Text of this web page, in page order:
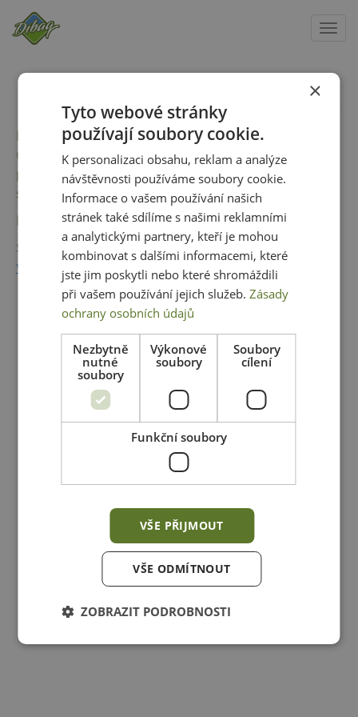
Energetická legislativa
Pravidla provozování distribuční soustavy - dle
ustanovení § 25 odst. 12 energetického zákona
přebíráme Pravidla nadřazené distribuční
soustavy:pdf verze
Plán rozvoje LDS –pdf verze
Souhrnná zpráva o kvalitě distribuce EE -
verze
×
Tyto webové stránky
používají soubory cookie.
K personalizaci obsahu, reklam a analýze
návštěvnosti používáme soubory cookie.
Informace o vašem používání našich
stránek také sdílíme s našimi reklamními
a analytickými partnery, kteří je mohou
kombinovat s dalšími informacemi, které
jste jim poskytli nebo které shromáždili
při vašem používání jejich služeb.Zásady
ochrany osobních údajů
Nezbytně
nutné
soubory
Výkonové
soubory
Soubory
cílení
Funkční soubory
VŠE PŘIJMOUT
VŠE ODMÍTNOUT
ZOBRAZIT PODROBNOSTI